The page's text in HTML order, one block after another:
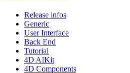
Release infos
Generic
User Interface
Back End
Tutorial
4D AIKit
4D Components